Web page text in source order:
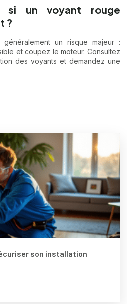
si un voyant rouge
?
un risque majeur :
et coupez le moteur. Consultez
des voyants et demandez une
son installation